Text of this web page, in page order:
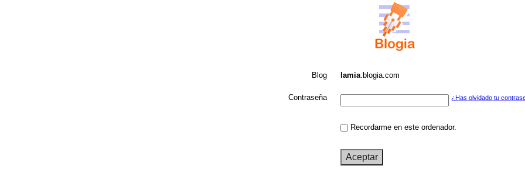
Blog lamia.blogia.com
Contraseña ¿Has olvidado tu
Recordarme en este ordenador.